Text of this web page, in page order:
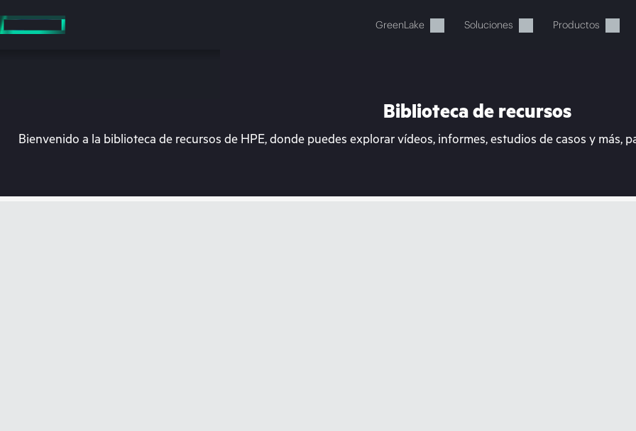
al
contenido
GreenLake Soluciones Productos
En estos momentos, tu cesta está
Biblioteca de recursos
Bienvenido a la biblioteca de recursos de HPE, donde puedes explorar vídeos, informes, estudios de casos y más,